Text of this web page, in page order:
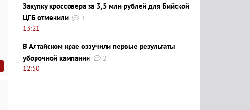
Закупку кроссовера за 3,5 млн рублей для Бийской
ЦГБ отменили
1
13:21
В Алтайском крае озвучили первые результаты
уборочной кампании
2
12:50